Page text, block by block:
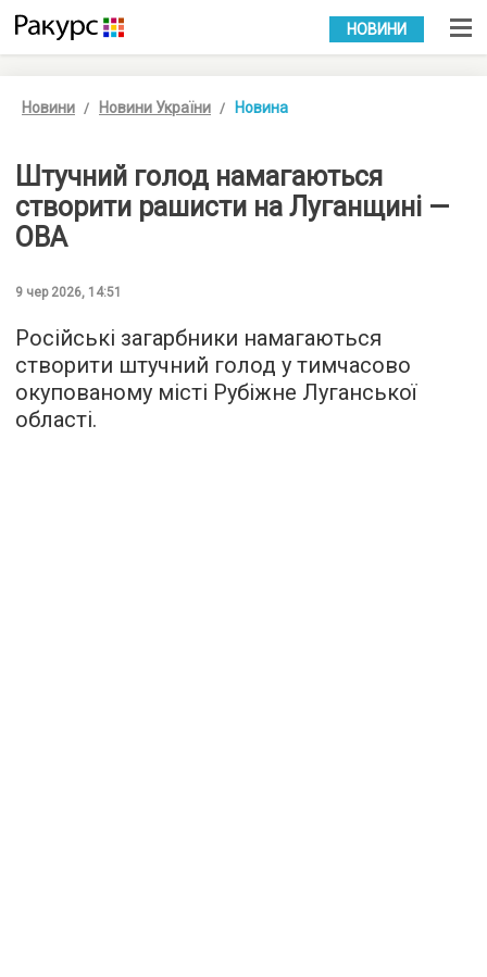
УКР РУС
НОВИНИ
Новини Новини України Новина
Штучний голод намагаються
створити рашисти на Луганщині —
ОВА
9 чер 2026, 14:51
Російські загарбники намагаються
створити штучний голод у тимчасово
окупованому місті Рубіжне Луганської
області.